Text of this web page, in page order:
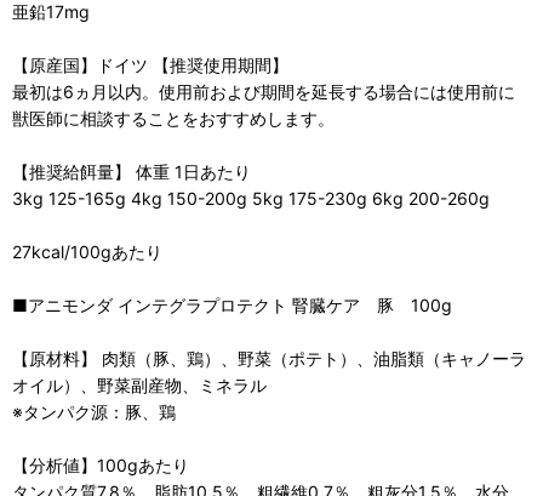
亜鉛17mg
【原産国】ドイツ 【推奨使用期間】
最初は6ヵ月以内。使用前および期間を延長する場合には使用前に
獣医師に相談することをおすすめします。
【推奨給餌量】 体重 1日あたり
3kg 125-165g 4kg 150-200g 5kg 175-230g 6kg 200-260g
27kcal/100gあたり
■アニモンダ インテグラプロテクト 腎臓ケア 豚 100g
【原材料】 肉類（豚、鶏）、野菜（ポテト）、油脂類（キャノーラ
オイル）、野菜副産物、ミネラル
※タンパク源：豚、鶏
【分析値】100gあたり